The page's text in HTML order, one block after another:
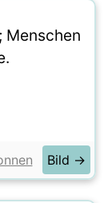
Menschen
Bild →